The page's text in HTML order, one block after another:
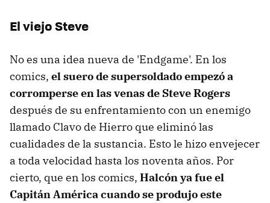
El viejo Steve
No es una idea nueva de 'Endgame'. En los
comics, el suero de supersoldado empezó a
corromperse en las venas de Steve Rogers
después de su enfrentamiento con un enemigo
llamado Clavo de Hierro que eliminó las
cualidades de la sustancia. Esto le hizo envejecer
a toda velocidad hasta los noventa años. Por
cierto, que en los comics, Halcón ya fue el
Capitán América cuando se produjo este